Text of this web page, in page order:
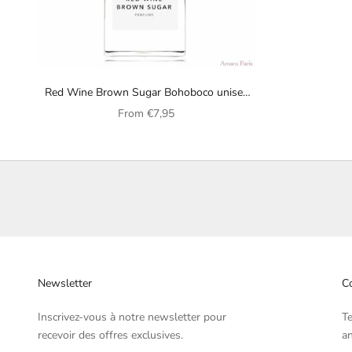
Red Wine Brown Sugar Bohoboco unisex
perfume
Sale price
From €7,95
Newsletter
Inscrivez-vous à notre newsletter pour
recevoir des offres exclusives.